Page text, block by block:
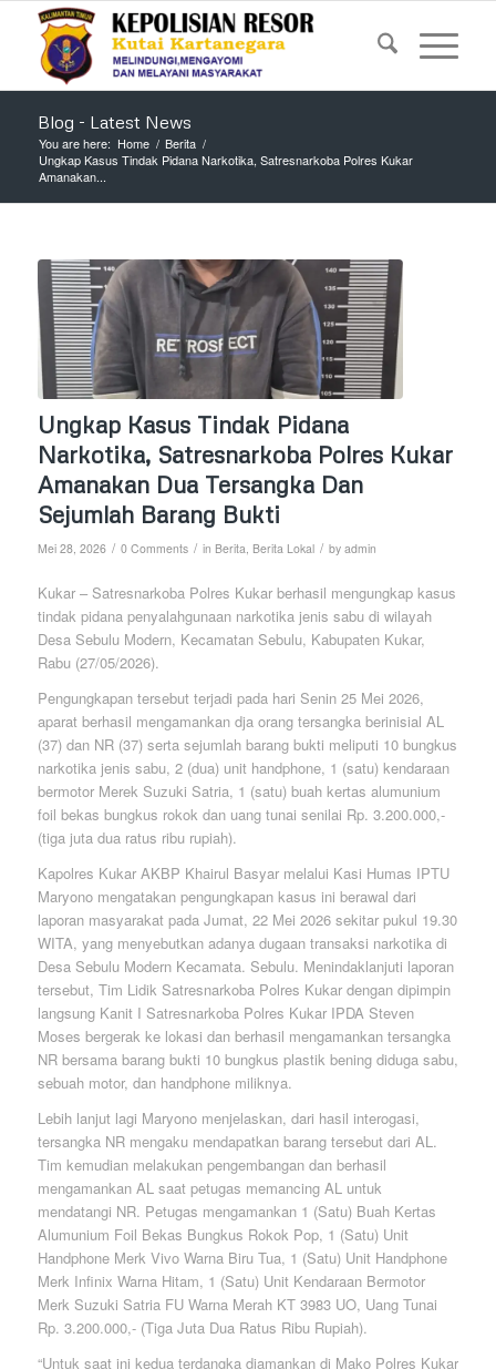
Blog - Latest News
You are here: Home / Berita /
Ungkap Kasus Tindak Pidana Narkotika, Satresnarkoba Polres Kukar
Amanakan...
Ungkap Kasus Tindak Pidana
Narkotika, Satresnarkoba Polres Kukar
Amanakan Dua Tersangka Dan
Sejumlah Barang Bukti
Mei 28, 2026 / 0 Comments / in Berita Berita Lokal / by admin
Kukar – Satresnarkoba Polres Kukar berhasil mengungkap kasus
tindak pidana penyalahgunaan narkotika jenis sabu di wilayah
Desa Sebulu Modern, Kecamatan Sebulu, Kabupaten Kukar,
Rabu (27/05/2026).
Pengungkapan tersebut terjadi pada hari Senin 25 Mei 2026,
aparat berhasil mengamankan dja orang tersangka berinisial AL
(37) dan NR (37) serta sejumlah barang bukti meliputi 10 bungkus
narkotika jenis sabu, 2 (dua) unit handphone, 1 (satu) kendaraan
bermotor Merek Suzuki Satria, 1 (satu) buah kertas alumunium
foil bekas bungkus rokok dan uang tunai senilai Rp. 3.200.000,-
(tiga juta dua ratus ribu rupiah).
Kapolres Kukar AKBP Khairul Basyar melalui Kasi Humas IPTU
Maryono mengatakan pengungkapan kasus ini berawal dari
laporan masyarakat pada Jumat, 22 Mei 2026 sekitar pukul 19.30
WITA, yang menyebutkan adanya dugaan transaksi narkotika di
Desa Sebulu Modern Kecamata. Sebulu. Menindaklanjuti laporan
tersebut, Tim Lidik Satresnarkoba Polres Kukar dengan dipimpin
langsung Kanit I Satresnarkoba Polres Kukar IPDA Steven
Moses bergerak ke lokasi dan berhasil mengamankan tersangka
NR bersama barang bukti 10 bungkus plastik bening diduga sabu,
sebuah motor, dan handphone miliknya.
Lebih lanjut lagi Maryono menjelaskan, dari hasil interogasi,
tersangka NR mengaku mendapatkan barang tersebut dari AL.
Tim kemudian melakukan pengembangan dan berhasil
mengamankan AL saat petugas memancing AL untuk
mendatangi NR. Petugas mengamankan 1 (Satu) Buah Kertas
Alumunium Foil Bekas Bungkus Rokok Pop, 1 (Satu) Unit
Handphone Merk Vivo Warna Biru Tua, 1 (Satu) Unit Handphone
Merk Infinix Warna Hitam, 1 (Satu) Unit Kendaraan Bermotor
Merk Suzuki Satria FU Warna Merah KT 3983 UO, Uang Tunai
Rp. 3.200.000,- (Tiga Juta Dua Ratus Ribu Rupiah).
“Untuk saat ini kedua terdangka diamankan di Mako Polres Kukar